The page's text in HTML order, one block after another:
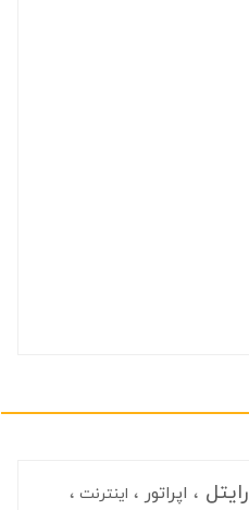
رایتل اپراتور
اینترنت